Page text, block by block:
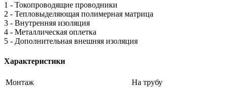
1 - Токопроводящие проводники
2 - Тепловыделяющая полимерная матрица
3 - Внутренняя изоляция
4 - Металлическая оплетка
5 - Дополнительная внешняя изоляция
Характеристики
Монтаж
На трубу